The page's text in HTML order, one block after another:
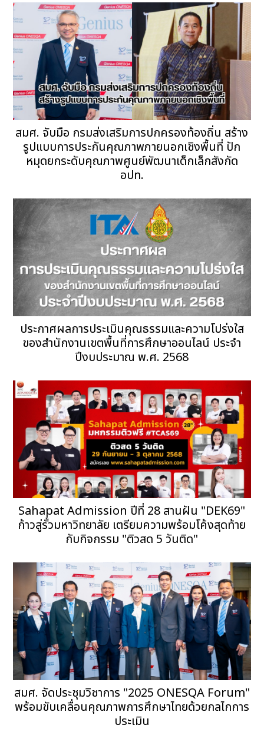
สมศ. จับมือ กรมส่งเสริมการปกครองท้องถิ่น สร้าง
รูปแบบการประกันคุณภาพภายนอกเชิงพื้นที่ ปัก
หมุดยกระดับคุณภาพศูนย์พัฒนาเด็กเล็กสังกัด
อปท.
ประกาศผลการประเมินคุณธรรมและความโปร่งใส
ของสำนักงานเขตพื้นที่การศึกษาออนไลน์ ประจำ
ปีงบประมาณ พ.ศ. 2568
Sahapat Admission ปีที่ 28 สานฝัน "DEK69"
ก้าวสู่รั้วมหาวิทยาลัย เตรียมความพร้อมโค้งสุดท้าย
กับกิจกรรม "ติวสด 5 วันติด"
สมศ. จัดประชุมวิชาการ "2025 ONESQA Forum"
พร้อมขับเคลื่อนคุณภาพการศึกษาไทยด้วยกลไกการ
ประเมิน